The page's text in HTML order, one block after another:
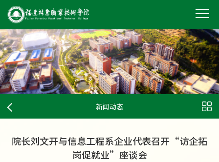
新闻动态
院长刘文开与信息工程系企业代表召开“访企拓
岗促就业”座谈会